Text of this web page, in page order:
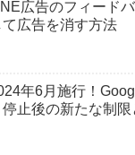
広告のフィード
て広告を消す方法
年6月施行！
停止後の新たな制